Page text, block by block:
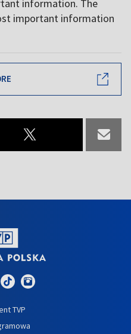
information. The
important information
TVP